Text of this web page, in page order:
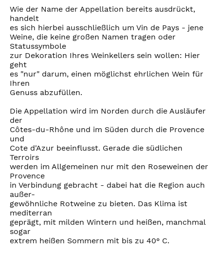
Wie der Name der Appellation bereits ausdrückt,
handelt
es sich hierbei ausschließlich um Vin de Pays - jene
Weine, die keine großen Namen tragen oder
Statussymbole
zur Dekoration Ihres Weinkellers sein wollen: Hier
geht
es "nur" darum, einen möglichst ehrlichen Wein für
Ihren
Genuss abzufüllen.
Die Appellation wird im Norden durch die Ausläufer
der
Côtes-du-Rhône und im Süden durch die Provence
und
Cote d'Azur beeinflusst. Gerade die südlichen
Terroirs
werden im Allgemeinen nur mit den Roseweinen der
Provence
in Verbindung gebracht - dabei hat die Region auch
außer-
gewöhnliche Rotweine zu bieten. Das Klima ist
mediterran
geprägt, mit milden Wintern und heißen, manchmal
sogar
extrem heißen Sommern mit bis zu 40° C.